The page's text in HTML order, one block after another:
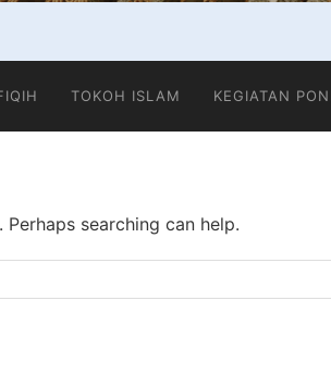
TOKOH ISLAM KEGIATAN
searching can help.